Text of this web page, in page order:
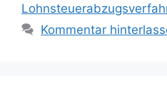
Kommentar